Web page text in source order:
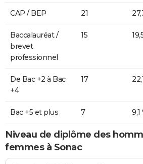
CAP / BEP 21
Baccalauréat /
brevet
professionnel
15
De Bac +2 à Bac
+4
17
Bac +5 et plus 7 9,1
Niveau de diplôme des
femmes à Sonac